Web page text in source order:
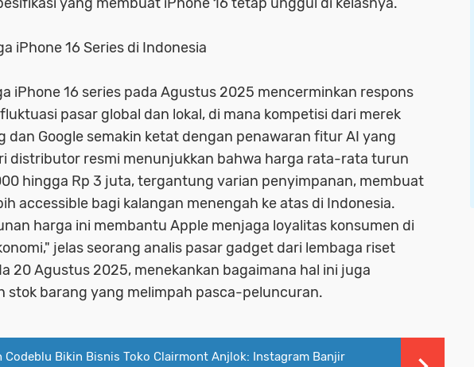
iPhone 16 Series di Indonesia
iPhone 16 series pada Agustus 2025 mencerminkan respons
pasar global dan lokal, di mana kompetisi dari merek
dan Google semakin ketat dengan penawaran fitur AI yang
distributor resmi menunjukkan bahwa harga rata-rata turun
hingga Rp 3 juta, tergantung varian penyimpanan, membuat
accessible bagi kalangan menengah ke atas di Indonesia.
harga ini membantu Apple menjaga loyalitas konsumen di
jelas seorang analis pasar gadget dari lembaga riset
20 Agustus 2025, menekankan bagaimana hal ini juga
stok barang yang melimpah pasca-peluncuran.
Codeblu Bikin Bisnis Toko Clairmont Anjlok: Instagram Banjir